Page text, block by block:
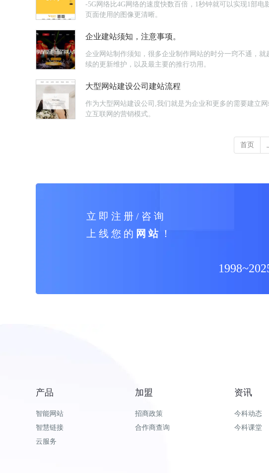
-5G网络比4G网络的速度快数百倍，1秒钟就可以实现1部
页面使用的图像更清晰。
企业建站须知，注意事项。
企业网站制作须知，很多企业制作网站的时分一窍不通，
续的更新维护，以及最主要的推行功用。
大型网站建设公司建站流程
作为大型网站建设公司,我们就是为企业和更多的需要建立
立互联网的营销模式。
首页
立 即 注 册 / 咨 询
上 线 您 的 网 站！
产品
智能网站
智慧链接
云服务
加盟
招商政策
合作商查询
资讯
今科动态
今科课堂